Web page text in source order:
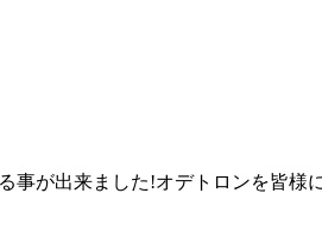
事が出来ました!オデトロンを皆